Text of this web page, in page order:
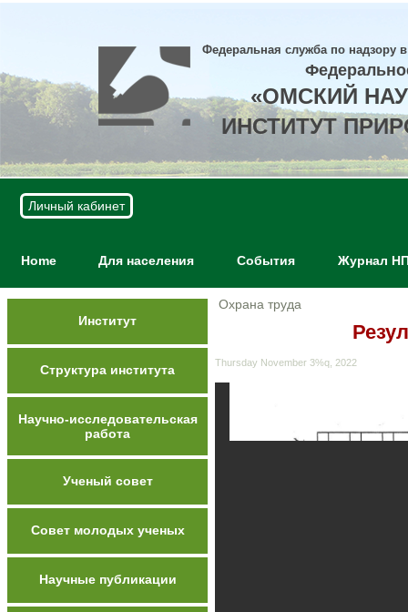
Федеральная служба по надзору
«ОМСКИЙ
ИНСТИТУТ
Личный кабинет
Home Для населения События Журнал
Институт
Структура института
Научно-исследовательская
работа
Ученый совет
Совет молодых ученых
Научные публикации
Охрана труда
Thursday November 3%q, 2022